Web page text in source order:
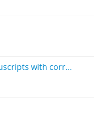
Recieved manuscripts and manuscripts with corrections